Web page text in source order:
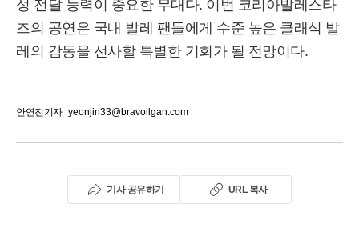
성 전달 능력이 중요한 무대다. 이번 코리아발레스타
즈의 공연은 국내 발레 팬들에게 수준 높은 클래식 발
레의 감동을 선사할 특별한 기회가 될 전망이다.
안연진기자 yeonjin33@bravoilgan.com
기사 공유하기 URL 복사